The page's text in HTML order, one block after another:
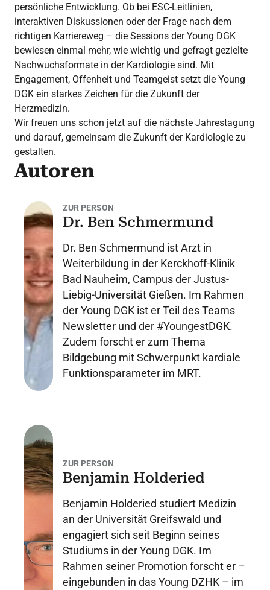
persönliche Entwicklung. Ob bei ESC-Leitlinien,
interaktiven Diskussionen oder der Frage nach dem
richtigen Karriereweg – die Sessions der Young DGK
bewiesen einmal mehr, wie wichtig und gefragt gezielte
Nachwuchsformate in der Kardiologie sind. Mit
Engagement, Offenheit und Teamgeist setzt die Young
DGK ein starkes Zeichen für die Zukunft der
Herzmedizin.
Wir freuen uns schon jetzt auf die nächste Jahrestagung
und darauf, gemeinsam die Zukunft der Kardiologie zu
gestalten.
Autoren
ZUR PERSON
Dr. Ben Schmermund
Dr. Ben Schmermund ist Arzt in
Weiterbildung in der Kerckhoff-Klinik
Bad Nauheim, Campus der Justus-
Liebig-Universität Gießen. Im Rahmen
der Young DGK ist er Teil des Teams
Newsletter und der #YoungestDGK.
Zudem forscht er zum Thema
Bildgebung mit Schwerpunkt kardiale
Funktionsparameter im MRT.
ZUR PERSON
Benjamin Holderied
Benjamin Holderied studiert Medizin
an der Universität Greifswald und
engagiert sich seit Beginn seines
Studiums in der Young DGK. Im
Rahmen seiner Promotion forscht er –
eingebunden in das Young DZHK – im